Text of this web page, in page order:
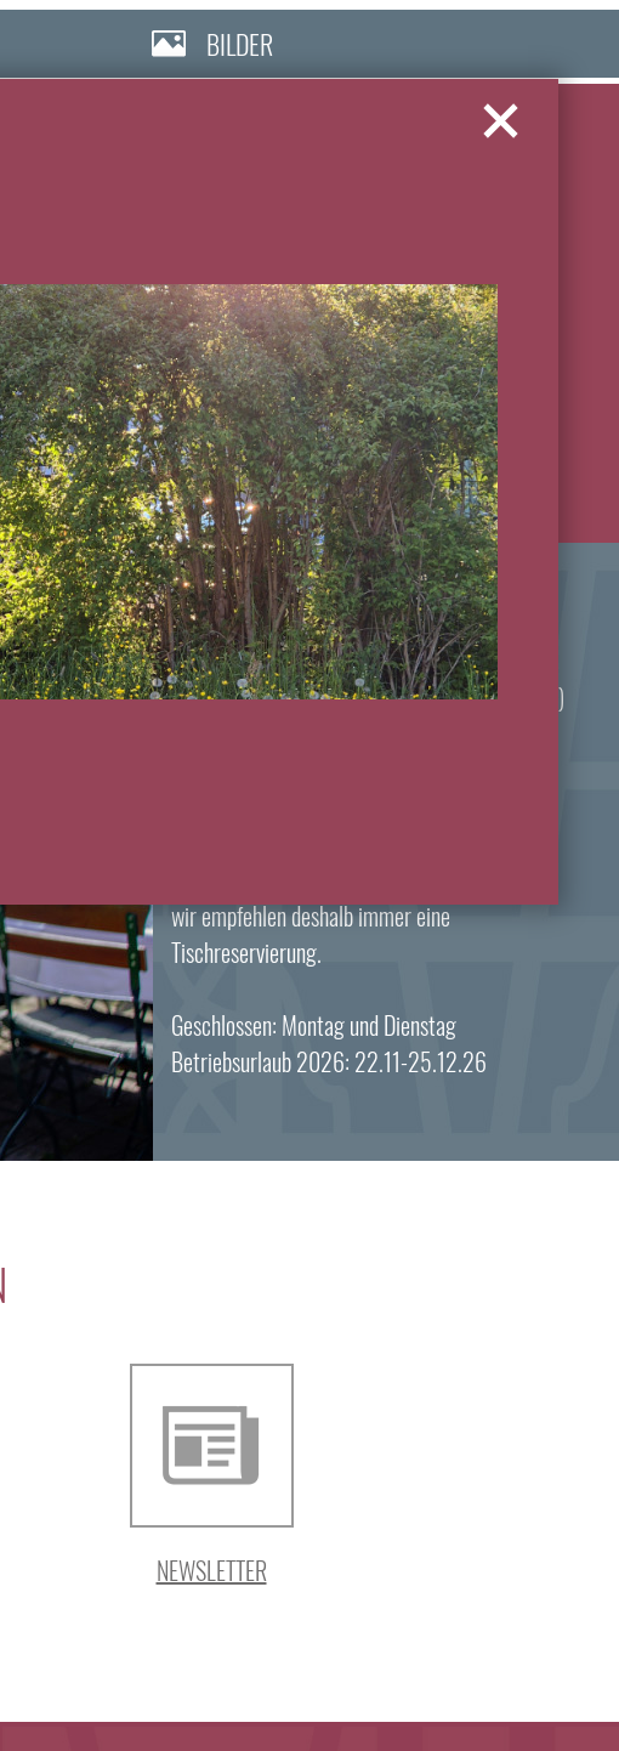
BILDER
Unsere Öffnungszeiten:
Öffnungszeiten: 11:00 - 23:00
Küchenzeiten: 12:00 - 13:30 (letzte Bestellung)
wir empfehlen deshalb immer eine
Tischreservierung.
Geschlossen: Montag und Dienstag
Betriebsurlaub 2026: 22.11-25.12.26
NEWSLETTER